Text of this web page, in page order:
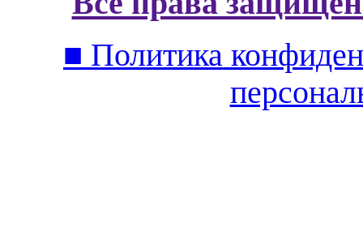
■ Политика